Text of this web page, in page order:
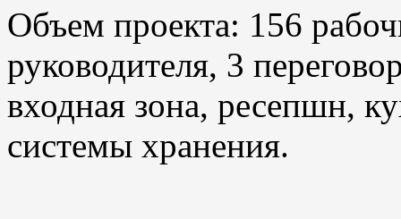
Объем проекта: 156
руководителя, 3
входная зона, ресепшн,
системы хранения.